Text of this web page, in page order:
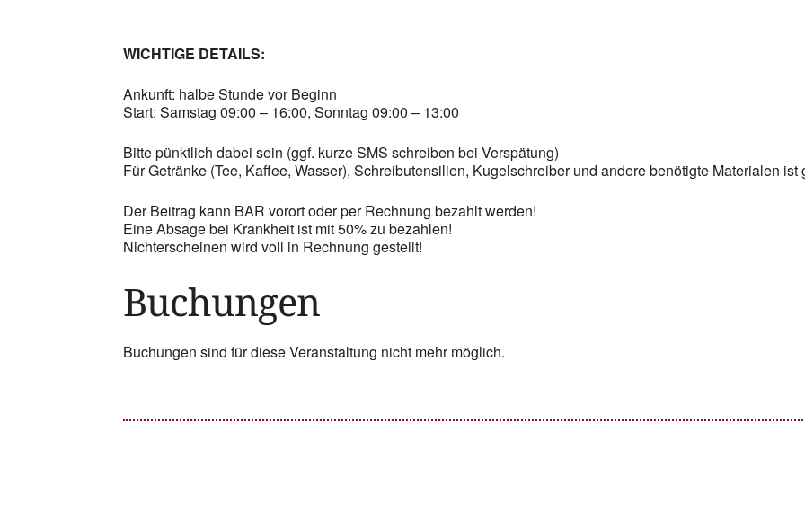
WICHTIGE DETAILS:
Ankunft: halbe Stunde vor Beginn
Start: Samstag 09:00 – 16:00, Sonntag 09:00 – 13:00
Bitte pünktlich dabei sein (ggf. kurze SMS schreiben bei Verspätung)
Für Getränke (Tee, Kaffee, Wasser), Schreibutensilien, Kugelschreiber und andere benötigte Materialen ist
Der Beitrag kann BAR vorort oder per Rechnung bezahlt werden!
Eine Absage bei Krankheit ist mit 50% zu bezahlen!
Nichterscheinen wird voll in Rechnung gestellt!
Buchungen
Buchungen sind für diese Veranstaltung nicht mehr möglich.